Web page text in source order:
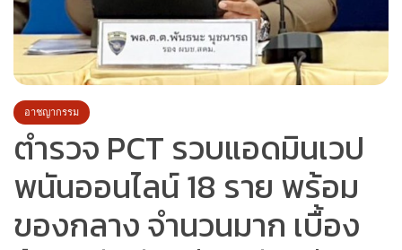
อาชญากรรม
ตำรวจ PCT รวบแอดมินเวป
พนันออนไลน์ 18 ราย พร้อม
ของกลาง จำนวนมาก เบื้อง